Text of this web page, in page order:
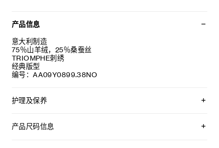
产品信息
意大利制造
75％山羊绒，25％桑蚕丝
TRIOMPHE刺绣
经典版型
编号：AA09Y0899.38NO
护理及保养
仅使用不含漂白剂的洗衣产品。
产品尺码信息